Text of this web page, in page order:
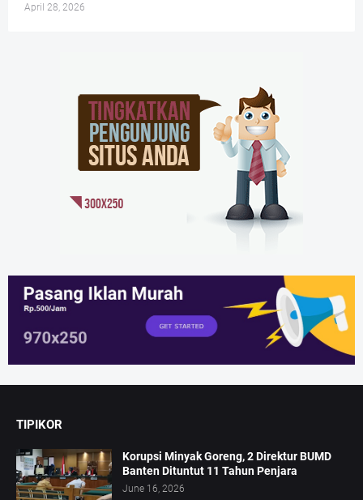
April 28, 2026
TIPIKOR
Korupsi Minyak Goreng, 2 Direktur BUMD
Banten Dituntut 11 Tahun Penjara
June 16, 2026